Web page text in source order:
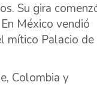
Su gira
México vendió
mítico Palacio de
Colombia y